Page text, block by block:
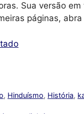
Sua versão
páginas, abra
, Hinduísmo, História,